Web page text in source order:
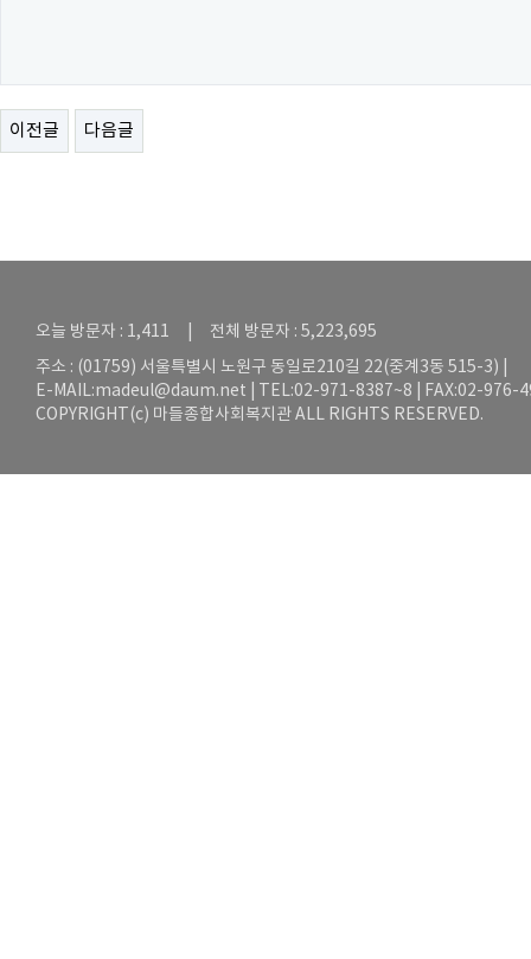
이전글 다음글
오늘 방문자 : 1,411 | 전체 방문자 : 5,223,695
주소 : (01759) 서울특별시 노원구 동일로210길 22(중계3동 515-3) |
E-MAIL:madeul@daum.net | TEL:02-971-8387~8 | FAX:02-976-
COPYRIGHT(c) 마들종합사회복지관 ALL RIGHTS RESERVED.